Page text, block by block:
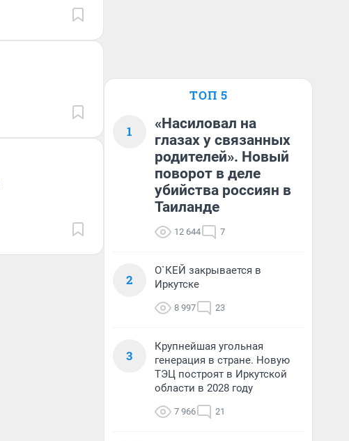
ТОП 5
1
«Насиловал на
глазах у связанных
родителей». Новый
поворот в деле
убийства россиян в
Таиланде
12 644 7
2
О`КЕЙ закрывается в
Иркутске
8 997 23
3
Крупнейшая угольная
генерация в стране. Новую
ТЭЦ построят в Иркутской
области в 2028 году
7 966 21